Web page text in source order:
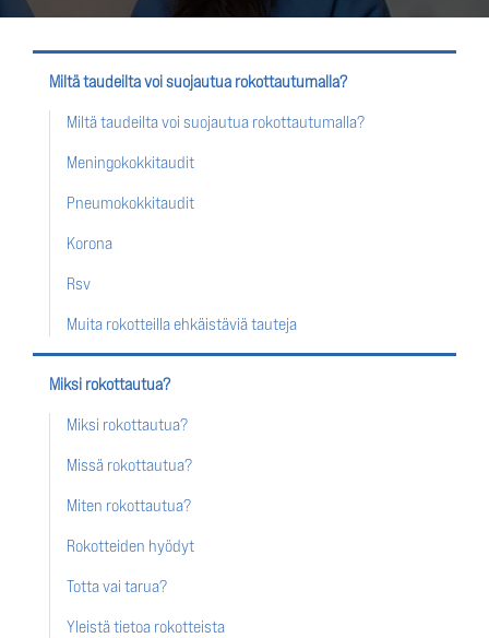
Miltä taudeilta voi suojautua rokottautumalla?
Miltä taudeilta voi suojautua rokottautumalla?
Meningokokkitaudit
Pneumokokkitaudit
Korona
Rsv
Muita rokotteilla ehkäistäviä tauteja
Miksi rokottautua?
Miksi rokottautua?
Missä rokottautua?
Miten rokottautua?
Rokotteiden hyödyt
Totta vai tarua?
Yleistä tietoa rokotteista